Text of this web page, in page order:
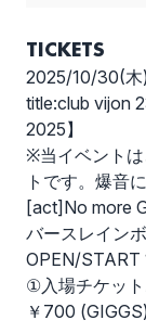
TICKETS
2025/10/30(木
title:club vijon
2025】
※当イベント
トです。爆音
[act]No more
バースレイン
OPEN/START
①入場チケッ
￥700